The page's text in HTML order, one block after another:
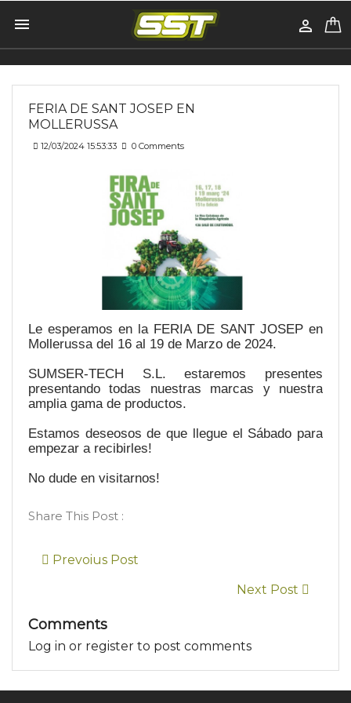
 
FERIA DE SANT JOSEP EN
MOLLERUSSA
12/03/2024 15:53:33 0 Comments
Le esperamos en la FERIA DE SANT JOSEP en
Mollerussa del 16 al 19 de Marzo de 2024.
SUMSER-TECH S.L. estaremos presentes
presentando todas nuestras marcas y nuestra
amplia gama de productos.
Estamos deseosos de que llegue el Sábado para
empezar a recibirles!
No dude en visitarnos!
Share This Post :
Prevoius Post
Next Post
Comments
Log in or register to post comments